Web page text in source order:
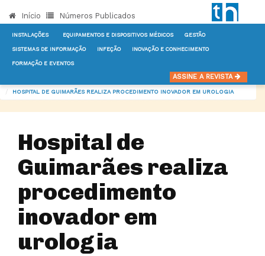
Início Números Publicados
INSTALAÇÕES EQUIPAMENTOS E DISPOSITIVOS MÉDICOS GESTÃO
SISTEMAS DE INFORMAÇÃO INFEÇÃO INOVAÇÃO E CONHECIMENTO
FORMAÇÃO E EVENTOS
ASSINE A REVISTA
HOSPITAL DE GUIMARÃES REALIZA PROCEDIMENTO INOVADOR EM UROLOGIA
Hospital de
Guimarães realiza
procedimento
inovador em
urologia